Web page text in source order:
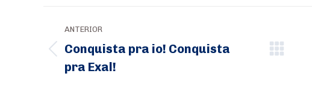
de
post:
ANTERIOR
anterior:
Conquista pra io! Conquista
pra Exal!